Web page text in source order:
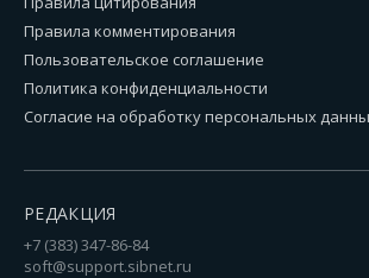
Правила комментирования
Пользовательское соглашение
Политика конфиденциальности
Согласие на обработку персональных
РЕДАКЦИЯ
+7 (383) 347-86-84
soft@support.sibnet.ru